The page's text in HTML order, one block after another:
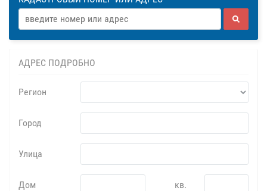
АДРЕС ПОДРОБНО
Регион
Город
Улица
Дом кв.